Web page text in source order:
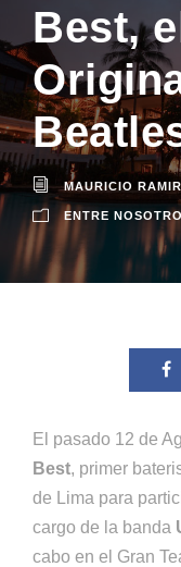
Best,
MAURICIO
ENTRE
El pasado 12 de
Best, primer
de Lima para
cargo de la banda
cabo en el Gran